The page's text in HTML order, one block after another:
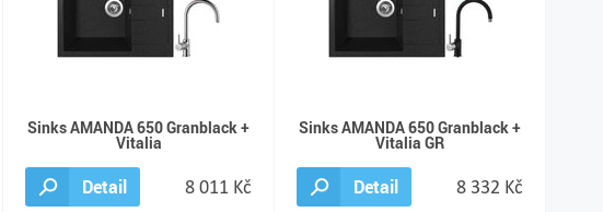
Sinks AMANDA 650 Granblack +
Vitalia
Detail 8 011 Kč
Sinks AMANDA 650 Granblack +
Vitalia GR
Detail 8 332 Kč